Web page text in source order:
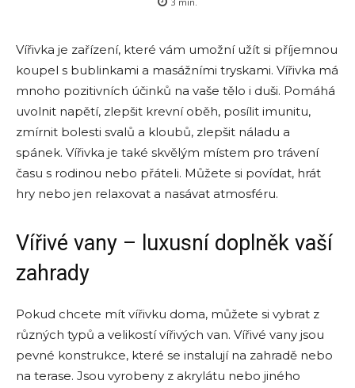
Vířivka je zařízení, které vám umožní užít si příjemnou
koupel s bublinkami a masážními tryskami. Vířivka má
mnoho pozitivních účinků na vaše tělo i duši. Pomáhá
uvolnit napětí, zlepšit krevní oběh, posílit imunitu,
zmírnit bolesti svalů a kloubů, zlepšit náladu a
spánek. Vířivka je také skvělým místem pro trávení
času s rodinou nebo přáteli. Můžete si povídat, hrát
hry nebo jen relaxovat a nasávat atmosféru.
Vířivé vany – luxusní doplněk vaší
zahrady
Pokud chcete mít vířivku doma, můžete si vybrat z
různých typů a velikostí vířivých van. Vířivé vany jsou
pevné konstrukce, které se instalují na zahradě nebo
na terase. Jsou vyrobeny z akrylátu nebo jiného